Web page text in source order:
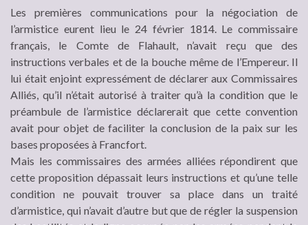
Les premières communications pour la négociation de
l’armistice eurent lieu le 24 février 1814. Le commissaire
français, le Comte de Flahault, n’avait reçu que des
instructions verbales et de la bouche même de l’Empereur. Il
lui était enjoint expressément de déclarer aux Commissaires
Alliés, qu’il n’était autorisé à traiter qu’à la condition que le
préambule de l’armistice déclarerait que cette convention
avait pour objet de faciliter la conclusion de la paix sur les
bases proposées à Francfort.
Mais les commissaires des armées alliées répondirent que
cette proposition dépassait leurs instructions et qu’une telle
condition ne pouvait trouver sa place dans un traité
d’armistice, qui n’avait d’autre but que de régler la suspension